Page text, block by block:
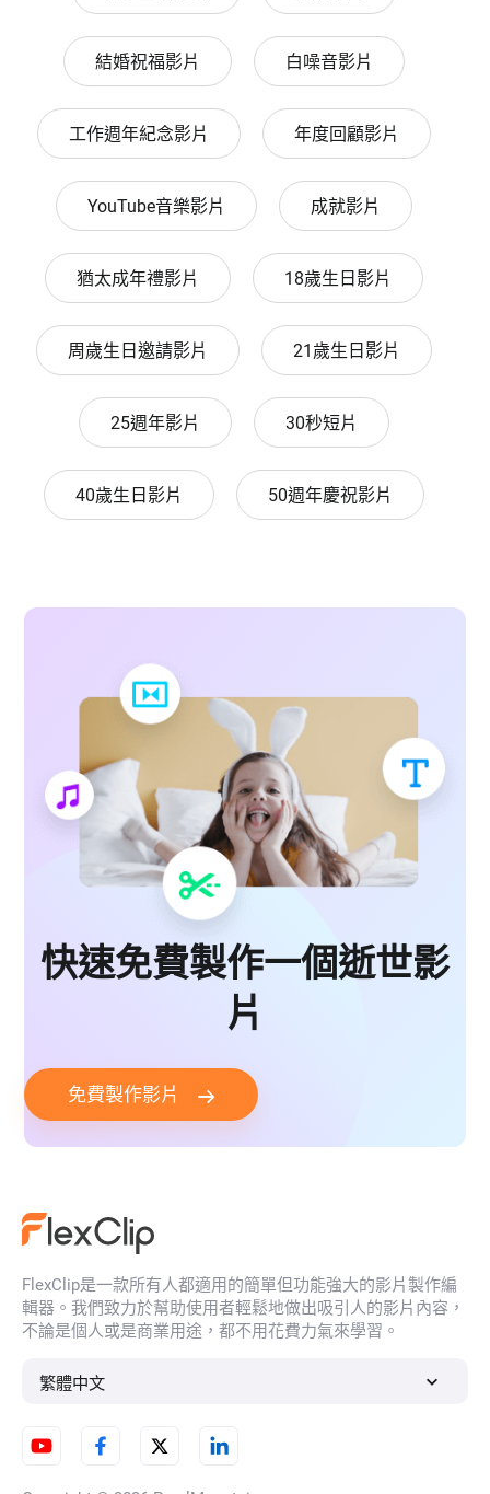
結婚祝福影片 白噪音影片
工作週年紀念影片 年度回顧影片
YouTube音樂影片 成就影片
猶太成年禮影片 18歲生日影片
周歲生日邀請影片 21歲生日影片
25週年影片 30秒短片
40歲生日影片 50週年慶祝影片
快速免費製作一個逝世影
片
免費製作影片
FlexClip是一款所有人都適用的簡單但功能強大的影片製作編
輯器。我們致力於幫助使用者輕鬆地做出吸引人的影片內容，
不論是個人或是商業用途，都不用花費力氣來學習。
繁體中文